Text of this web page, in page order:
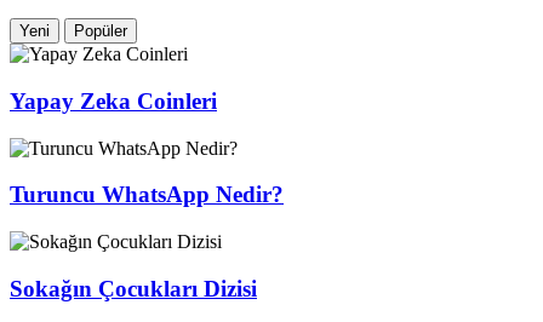
Yeni Popüler
Yapay Zeka Coinleri
Turuncu WhatsApp Nedir?
Sokağın Çocukları Dizisi